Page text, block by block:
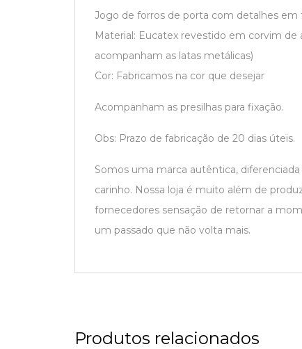
Jogo de forros de porta com detalhes em
Material: Eucatex revestido em corvim de
acompanham as latas metálicas)
Cor: Fabricamos na cor que desejar
Acompanham as presilhas para fixação.
Obs: Prazo de fabricação de 20 dias úteis.
Somos uma marca autêntica,
carinho. Nossa loja é muito além de
fornecedores sensação de retornar a
um passado que não volta mais.
Produtos relacionados